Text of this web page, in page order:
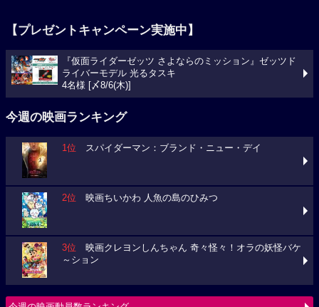
【プレゼントキャンペーン実施中】
『仮面ライダーゼッツ さよならのミッション』ゼッツド
ライバーモデル 光るタスキ
4名様 [〆8/6(木)]
今週の映画ランキング
1位 スパイダーマン：ブランド・ニュー・デイ
2位 映画ちいかわ 人魚の島のひみつ
3位 映画クレヨンしんちゃん 奇々怪々！オラの妖怪バケ
～ション